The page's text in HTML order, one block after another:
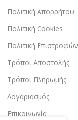
Πολιτική Απορρήτου
Πολιτική Cookies
Πολιτική Επιστροφών
Τρόποι Αποστολής
Τρόποι Πληρωμής
Λογαριασμός
Επικοινωνία